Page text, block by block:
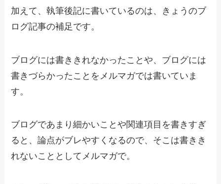
加えて、執筆後記に書いているのは、きょうのブ
ログ記事の補足です。
ブログには書ききれなかったことや、ブログには
書きづらかったことをメルマガでは書いていま
す。
ブログであまり細かいことや関連項目を書きすぎ
ると、論点がブレやすくなるので、そこは書きき
れないこととしてメルマガで。